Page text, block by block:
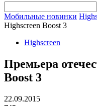
Мобильные новинки
Highscreen Boost 3
Highscreen
Премьера
Boost 3
22.09.2015